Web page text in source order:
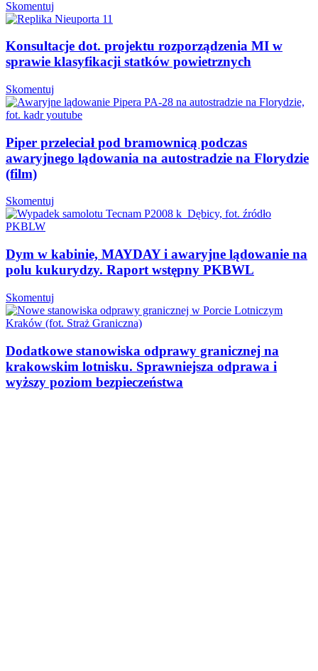
Skomentuj
Konsultacje dot. projektu rozporządzenia MI w
sprawie klasyfikacji statków powietrznych
Skomentuj
Piper przeleciał pod bramownicą podczas
awaryjnego lądowania na autostradzie na Florydzie
(film)
Skomentuj
Dym w kabinie, MAYDAY i awaryjne lądowanie na
polu kukurydzy. Raport wstępny PKBWL
Skomentuj
Dodatkowe stanowiska odprawy granicznej na
krakowskim lotnisku. Sprawniejsza odprawa i
wyższy poziom bezpieczeństwa